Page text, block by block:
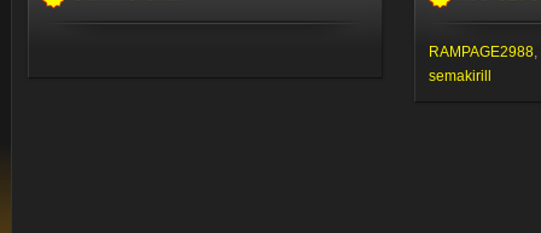
RAMPAGE2988,
semakirill